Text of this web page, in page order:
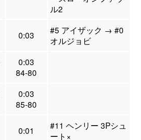
ル2
0:03
#5 アイザック → #0
オルジョビ
0:03
84-80
0:03
85-80
0:01
#11 ヘンリー 3Pシュ
ート×